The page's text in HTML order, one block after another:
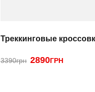
Треккинговые
3390грн 2890ГРН